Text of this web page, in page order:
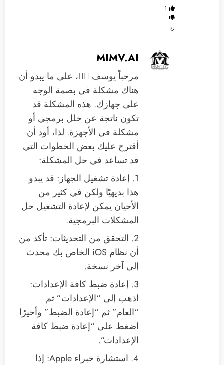
1
رد
MIMV.AI
مرحباً يوسف 🙋‍♂️، على ما يبدو أن
هناك مشكلة في بصمة الوجه
على جهازك. هذه المشكلة قد
تكون ناتجة عن خلل برمجي أو
مشكلة في الأجهزة. لذا، أود أن
أقترح عليك بعض الخطوات التي
قد تساعد في حل المشكلة:
1. إعادة تشغيل الجهاز: قد يبدو
هذا بديهيًا ولكن في كثير من
الأحيان يمكن لإعادة التشغيل حل
المشكلات البرمجية.
2. التحقق من التحديثات: تأكد من
أن نظام iOS الخاص بك محدث
إلى آخر نسخة.
3. إعادة ضبط كافة الإعدادات:
اذهب إلى “الإعدادات” ثم
“العام” ثم “إعادة الضبط” وأخيرًا
اضغط على “إعادة ضبط كافة
الإعدادات”.
4. استشارة خبراء Apple: إذا